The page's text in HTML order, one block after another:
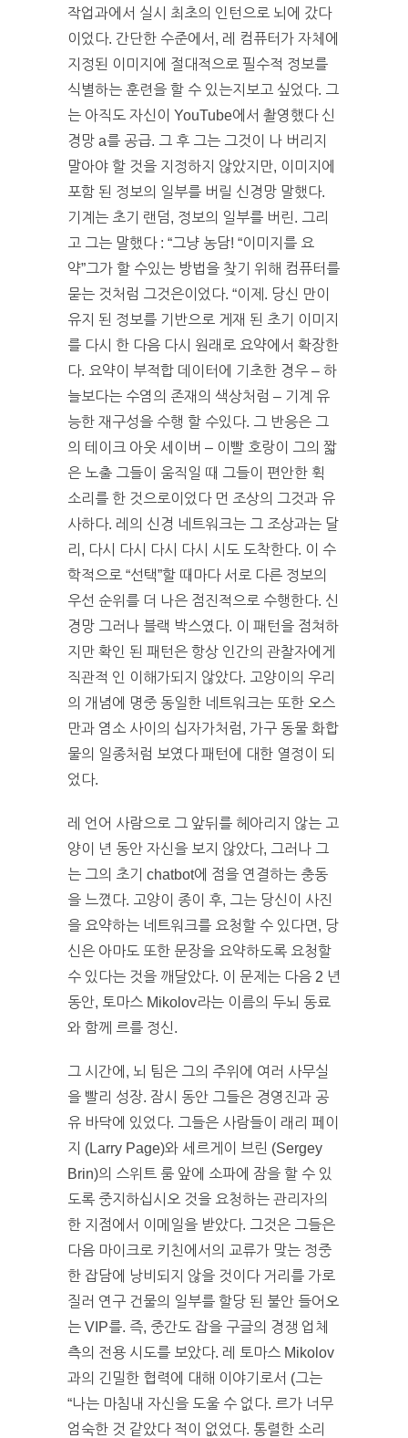
작업과에서 실시 최초의 인턴으로 뇌에 갔다
이었다. 간단한 수준에서, 레 컴퓨터가 자체에
지정된 이미지에 절대적으로 필수적 정보를
식별하는 훈련을 할 수 있는지보고 싶었다. 그
는 아직도 자신이 YouTube에서 촬영했다 신
경망 a를 공급. 그 후 그는 그것이 나 버리지
말아야 할 것을 지정하지 않았지만, 이미지에
포함 된 정보의 일부를 버릴 신경망 말했다.
기계는 초기 랜덤, 정보의 일부를 버린. 그리
고 그는 말했다 : “그냥 농담! “이미지를 요
약”그가 할 수있는 방법을 찾기 위해 컴퓨터를
묻는 것처럼 그것은이었다. “이제. 당신 만이
유지 된 정보를 기반으로 게재 된 초기 이미지
를 다시 한 다음 다시 원래로 요약에서 확장한
다. 요약이 부적합 데이터에 기초한 경우 – 하
늘보다는 수염의 존재의 색상처럼 – 기계 유
능한 재구성을 수행 할 수있다. 그 반응은 그
의 테이크 아웃 세이버 – 이빨 호랑이 그의 짧
은 노출 그들이 움직일 때 그들이 편안한 휙
소리를 한 것으로이었다 먼 조상의 그것과 유
사하다. 레의 신경 네트워크는 그 조상과는 달
리, 다시 다시 다시 다시 시도 도착한다. 이 수
학적으로 “선택”할 때마다 서로 다른 정보의
우선 순위를 더 나은 점진적으로 수행한다. 신
경망 그러나 블랙 박스였다. 이 패턴을 점쳐하
지만 확인 된 패턴은 항상 인간의 관찰자에게
직관적 인 이해가되지 않았다. 고양이의 우리
의 개념에 명중 동일한 네트워크는 또한 오스
만과 염소 사이의 십자가처럼, 가구 동물 화합
물의 일종처럼 보였다 패턴에 대한 열정이 되
었다.
레 언어 사람으로 그 앞뒤를 헤아리지 않는 고
양이 년 동안 자신을 보지 않았다, 그러나 그
는 그의 초기 chatbot에 점을 연결하는 충동
을 느꼈다. 고양이 종이 후, 그는 당신이 사진
을 요약하는 네트워크를 요청할 수 있다면, 당
신은 아마도 또한 문장을 요약하도록 요청할
수 있다는 것을 깨달았다. 이 문제는 다음 2 년
동안, 토마스 Mikolov라는 이름의 두뇌 동료
와 함께 르를 정신.
그 시간에, 뇌 팀은 그의 주위에 여러 사무실
을 빨리 성장. 잠시 동안 그들은 경영진과 공
유 바닥에 있었다. 그들은 사람들이 래리 페이
지 (Larry Page)와 세르게이 브린 (Sergey
Brin)의 스위트 룸 앞에 소파에 잠을 할 수 있
도록 중지하십시오 것을 요청하는 관리자의
한 지점에서 이메일을 받았다. 그것은 그들은
다음 마이크로 키친에서의 교류가 맞는 정중
한 잡담에 낭비되지 않을 것이다 거리를 가로
질러 연구 건물의 일부를 할당 된 불안 들어오
는 VIP를. 즉, 중간도 잡을 구글의 경쟁 업체
측의 전용 시도를 보았다. 레 토마스 Mikolov
과의 긴밀한 협력에 대해 이야기로서 (그는
“나는 마침내 자신을 도울 수 없다. 르가 너무
엄숙한 것 같았다 적이 없었다. 통렬한 소리